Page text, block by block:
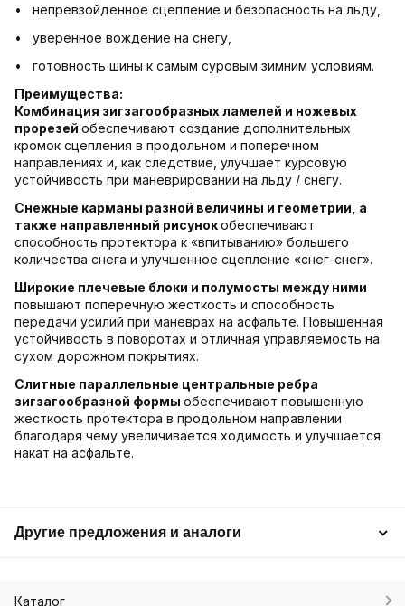
• непревзойденное сцепление и безопасность на льду,
• уверенное вождение на снегу,
• готовность шины к самым суровым зимним условиям.
Преимущества:
Комбинация зигзагообразных ламелей и ножевых
прорезей обеспечивают создание дополнительных
кромок сцепления в продольном и поперечном
направлениях и, как следствие, улучшает курсовую
устойчивость при маневрировании на льду / снегу.
Снежные карманы разной величины и геометрии, а
также направленный рисунокобеспечивают
способность протектора к «впитыванию» большего
количества снега и улучшенное сцепление «снег-снег».
Широкие плечевые блоки и полумосты между ними
повышают поперечную жесткость и способность
передачи усилий при маневрах на асфальте. Повышенная
устойчивость в поворотах и отличная управляемость на
сухом дорожном покрытиях.
Слитные параллельные центральные ребра
зигзагообразной формы обеспечивают повышенную
жесткость протектора в продольном направлении
благодаря чему увеличивается ходимость и улучшается
накат на асфальте.
Другие предложения и аналоги
Каталог